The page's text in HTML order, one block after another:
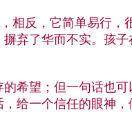
反，它简单易行，
弃了华而不实。孩
望；但一句话也可
给一个信任的眼神